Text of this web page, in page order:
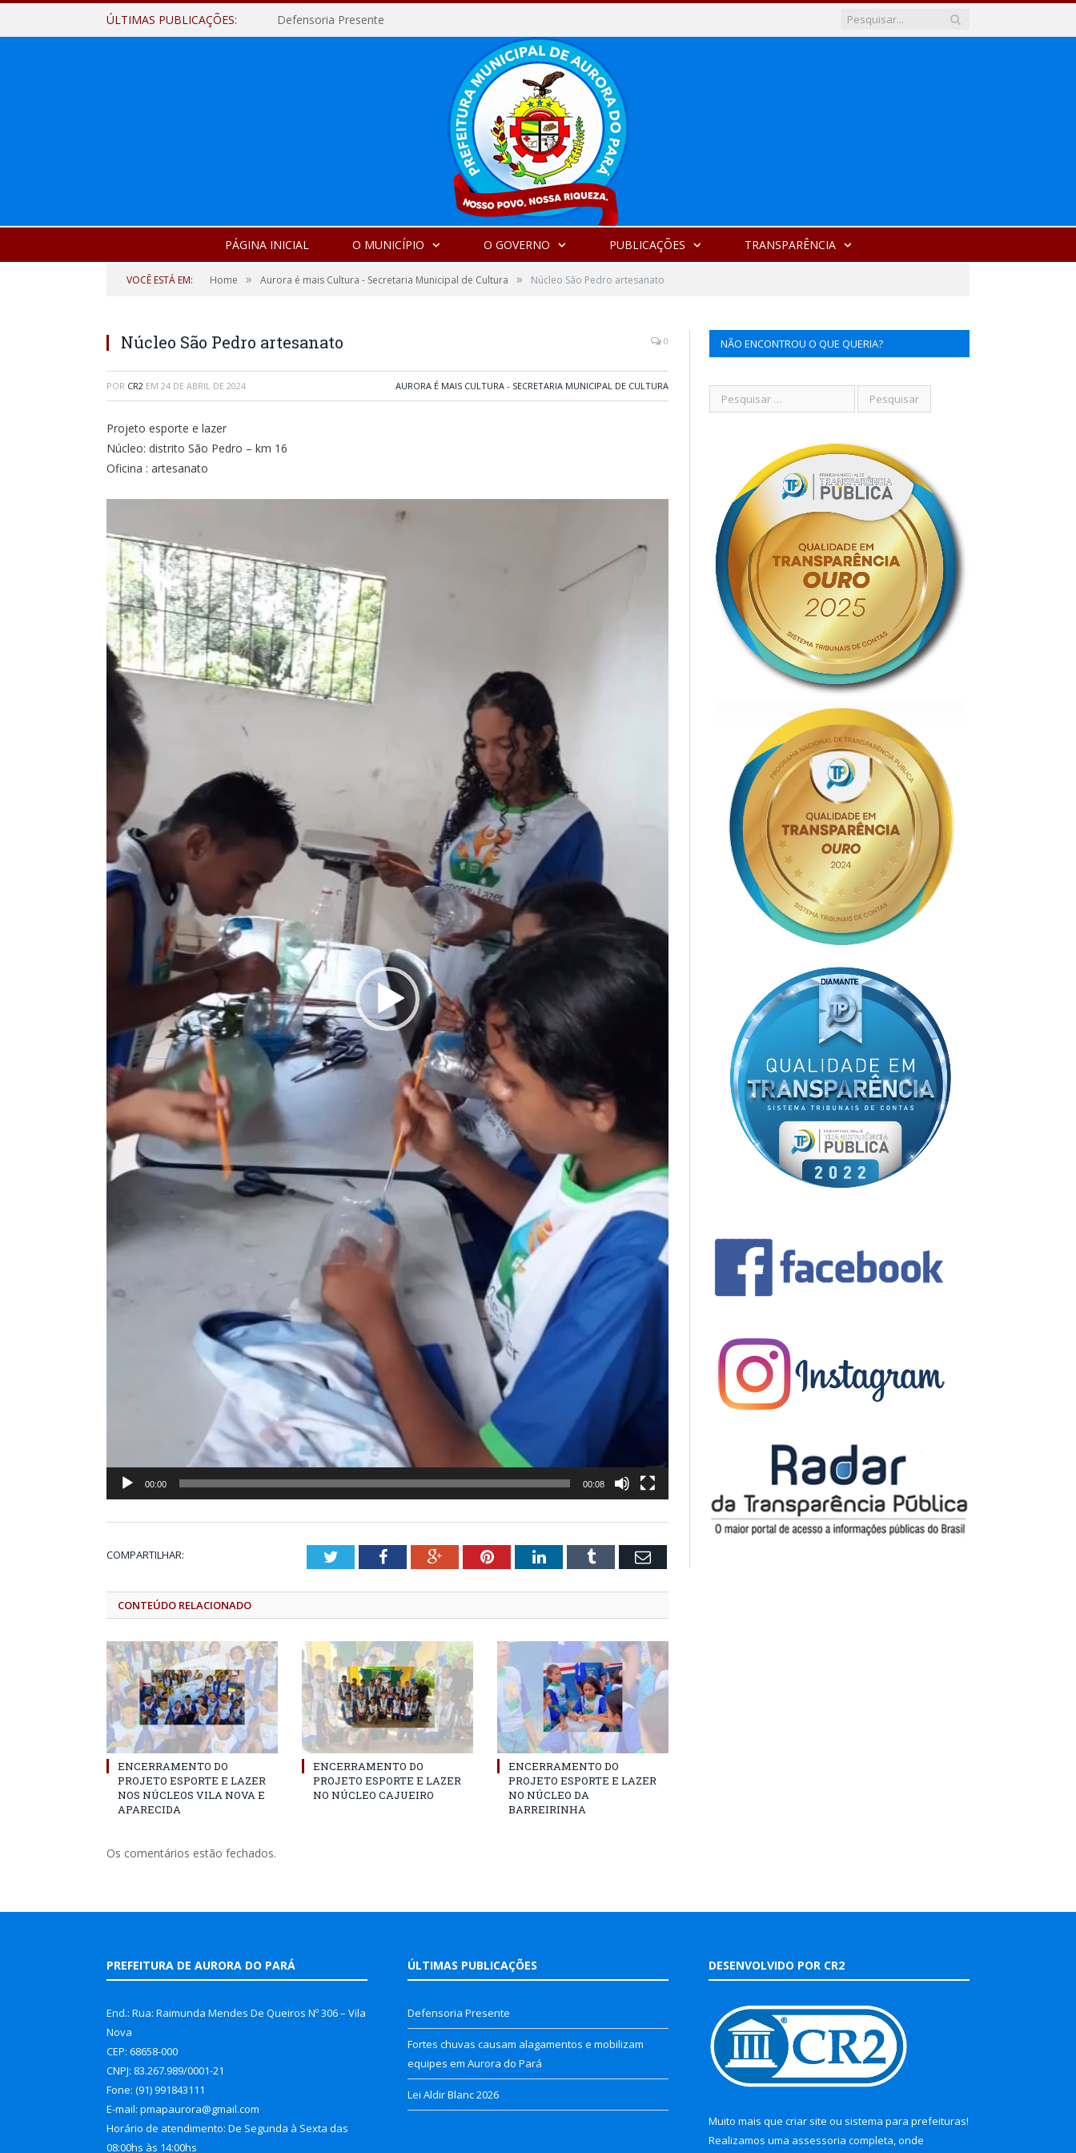
ÚLTIMAS PUBLICAÇÕES: Defensoria Presente
PÁGINA INICIAL O MUNICÍPIO O GOVERNO PUBLICAÇÕES TRANSPARÊNCIA
VOCÊ ESTÁ EM: Home » Aurora é mais Cultura - Secretaria Municipal de Cultura » Núcleo São Pedro artesanato
Núcleo São Pedro artesanato 0
POR CR2 EM 24 DE ABRIL DE 2024 AURORA É MAIS CULTURA - SECRETARIA MUNICIPAL DE CULTURA
Projeto esporte e lazer
Núcleo: distrito São Pedro – km 16
Oficina : artesanato
vídeo
00:00 00:08
COMPARTILHAR: TwitterFacebookGoogle+PinterestLinkedInTumblr Email
CONTEÚDO RELACIONADO
ENCERRAMENTO DO
PROJETO ESPORTE E LAZER
NOS NÚCLEOS VILA NOVA E
APARECIDA
ENCERRAMENTO DO
PROJETO ESPORTE E LAZER
NO NÚCLEO CAJUEIRO
ENCERRAMENTO DO
PROJETO ESPORTE E LAZER
NO NÚCLEO DA
BARREIRINHA
Os comentários estão fechados.
NÃO ENCONTROU O QUE QUERIA?
PREFEITURA DE AURORA DO PARÁ
End.: Rua: Raimunda Mendes De Queiros Nº 306 – Vila
Nova
CEP: 68658-000
CNPJ: 83.267.989/0001-21
Fone: (91) 991843111
E-mail: pmapaurora@gmail.com
Horário de atendimento: De Segunda à Sexta das
08:00hs às 14:00hs
ÚLTIMAS PUBLICAÇÕES
Defensoria Presente
Fortes chuvas causam alagamentos e mobilizam
equipes em Aurora do Pará
Lei Aldir Blanc 2026
DESENVOLVIDO POR CR2
Muito mais que criar site ou sistema para prefeituras!
Realizamos uma assessoria completa, onde